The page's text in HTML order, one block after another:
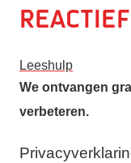
Leeshulp
We ontvangen
verbeteren.